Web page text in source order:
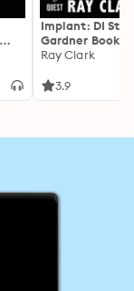
Implant: DI
Gardner Book 3
Ray Clark
3.9